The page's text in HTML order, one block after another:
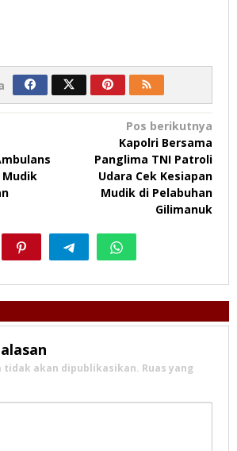
Mudik
Pos berikutnya
Kapolri Bersama
Panglima TNI Patroli
Udara Cek Kesiapan
Mudik di Pelabuhan
Gilimanuk
tidak akan dipublikasikan. Ruas yang